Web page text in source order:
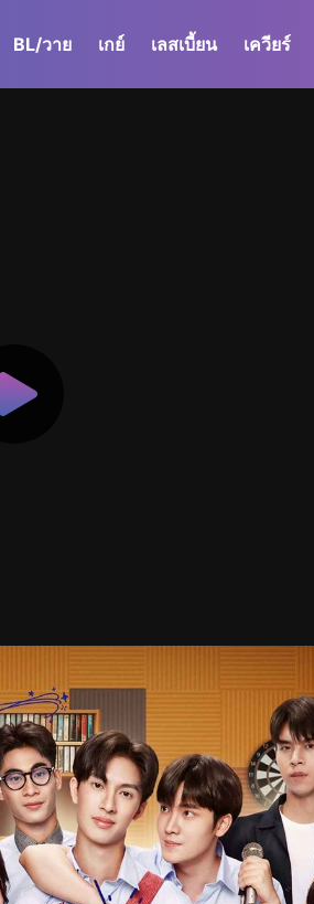
BL/วาย เกย์ เลสเบี้ยน เควียร์